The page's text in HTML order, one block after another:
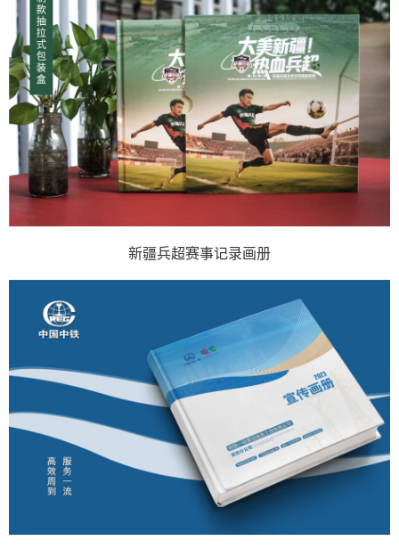
新疆兵超赛事记录画册